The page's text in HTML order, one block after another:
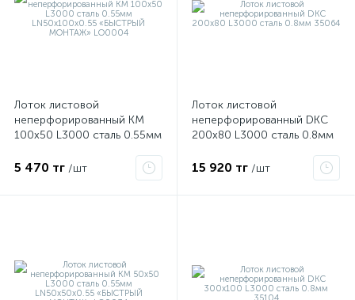
Лоток листовой
неперфорированный КМ
100х50 L3000 сталь 0.55мм
МОНТАЖ» LO0004
5 470 тг /шт
Лоток листовой
неперфорированный DKC
200х80 L3000 сталь 0.8мм
15 920 тг /шт